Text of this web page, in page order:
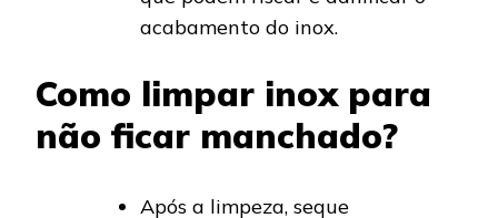
acabamento do inox.
Como limpar inox para
não ficar manchado?
Após a limpeza, seque